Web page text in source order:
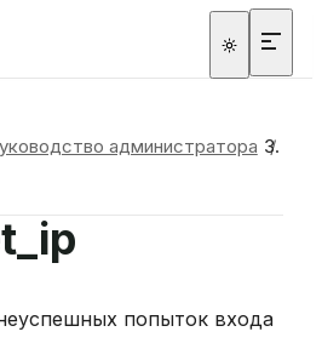
администратора /
попыток входа